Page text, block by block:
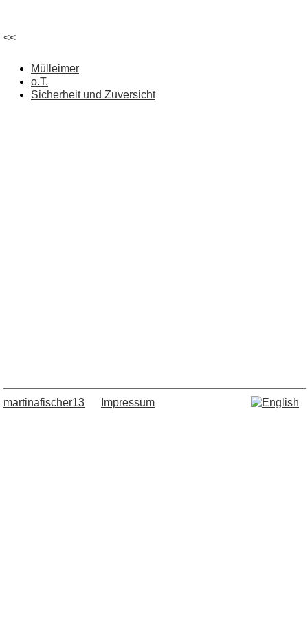
<<
Mülleimer
o.T.
Sicherheit und Zuversicht
martinafischer13 Impressum